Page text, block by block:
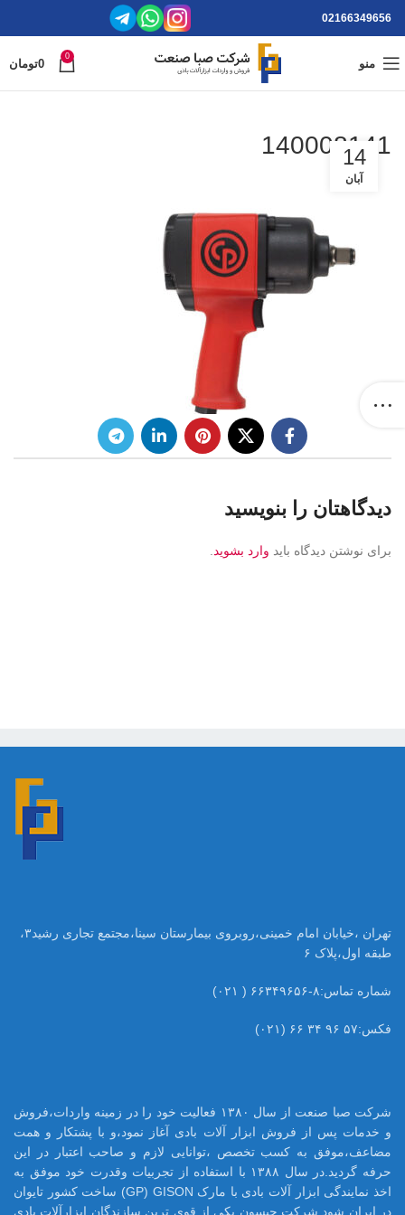
02166349656
منو
0
0تومان
140008141
14
آبان
دیدگاهتان را بنویسید
برای نوشتن دیدگاه باید وارد بشوید
تهران ،خیابان امام خمینی،روبروی بیمارستان سینا،مجتمع تجاری رشید۳،
طبقه اول،پلاک ۶
شماره تماس:۸-۶۶۳۴۹۶۵۶ ( ۰۲۱)
فکس:۵۷ ۹۶ ۳۴ ۶۶ (۰۲۱)
شرکت صبا صنعت از سال ۱۳۸۰ فعالیت خود را در زمینه واردات،فروش
و خدمات پس از فروش ابزار آلات بادی آغاز نمود،و با پشتکار و همت
مضاعف،موفق به کسب تخصص ،توانایی لازم و صاحب اعتبار در این
حرفه گردید.در سال ۱۳۸۸ با استفاده از تجربیات وقدرت خود موفق به
اخذ نمایندگی ابزار آلات بادی با مارک GP) GISON) ساخت کشور تایوان
در ایران شود.شرکت جیسون یکی از قوی ترین سازندگان ابزارآلات بادی